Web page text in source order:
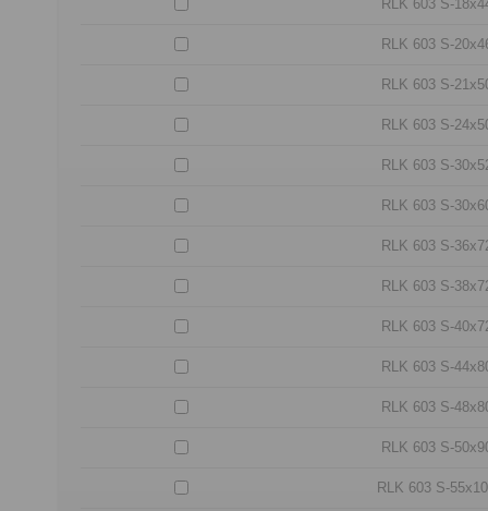
RLK 603 S-
RLK 603 S-
RLK 603 S-
RLK 603 S-
RLK 603 S-
RLK 603 S-
RLK 603 S-
RLK 603 S-
RLK 603 S-
RLK 603 S-
RLK 603 S-
RLK 603 S-
RLK 603 S-